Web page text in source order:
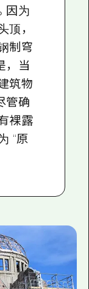
因为
顶，
制穹
，当
筑物
管确
裸露
“原